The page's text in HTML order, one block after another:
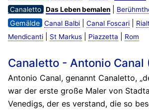
Canaletto Das Leben bemalen|
Gemälde Canal Balbi| Canal Foscari|
Mendicanti| St Markus| Piazzetta Rom
Canaletto - Antonio Canal
Antonio Canal, genannt Canaletto,
war der erste große Maler von
Venedigs, der es verstand, die so